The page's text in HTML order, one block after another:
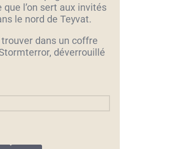
l’on sert aux invités
le nord de Teyvat.
dans un coffre
déverrouillé